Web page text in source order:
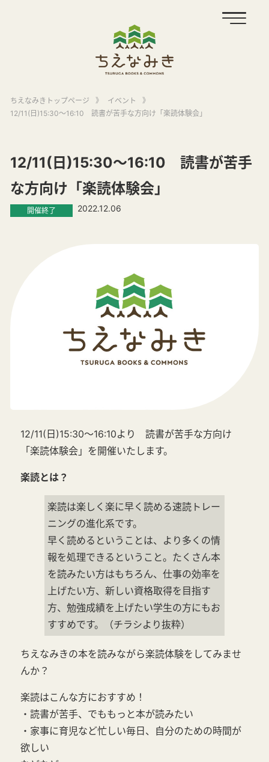
ちえなみきトップページ 》 イベント
》
12/11(日)15:30～16:10 読書が苦手な方向け「楽読体験会」
12/11(日)15:30～16:10 読書が苦手
な方向け「楽読体験会」
開催終了 2022.12.06
12/11(日)15:30～16:10より 読書が苦手な方向け
「楽読体験会」を開催いたします。
楽読とは？
楽読は楽しく楽に早く読める速読トレー
ニングの進化系です。
早く読めるということは、より多くの情
報を処理できるということ。たくさん本
を読みたい方はもちろん、仕事の効率を
上げたい方、新しい資格取得を目指す
方、勉強成績を上げたい学生の方にもお
すすめです。（チラシより抜粋）
ちえなみきの本を読みながら楽読体験をしてみませ
んか？
楽読はこんな方におすすめ！
・読書が苦手、でももっと本が読みたい
・家事に育児など忙しい毎日、自分のための時間が
欲しい